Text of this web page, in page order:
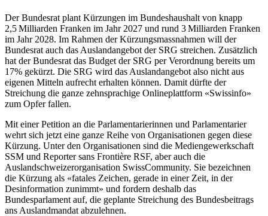
Der Bundesrat plant Kürzungen im Bundeshaushalt von knapp
2,5 Milliarden Franken im Jahr 2027 und rund 3 Milliarden Franken
im Jahr 2028. Im Rahmen der Kürzungsmassnahmen will der
Bundesrat auch das Auslandangebot der SRG streichen. Zusätzlich
hat der Bundesrat das Budget der SRG per Verordnung bereits um
17% gekürzt. Die SRG wird das Auslandangebot also nicht aus
eigenen Mitteln aufrecht erhalten können. Damit dürfte der
Streichung die ganze zehnsprachige Onlineplattform «Swissinfo»
zum Opfer fallen.
Mit einer Petition an die Parlamentarierinnen und Parlamentarier
wehrt sich jetzt eine ganze Reihe von Organisationen gegen diese
Kürzung. Unter den Organisationen sind die Mediengewerkschaft
SSM und Reporter sans Frontière RSF, aber auch die
Auslandschweizerorganisation SwissCommunity. Sie bezeichnen
die Kürzung als «fatales Zeichen, gerade in einer Zeit, in der
Desinformation zunimmt» und fordern deshalb das
Bundesparlament auf, die geplante Streichung des Bundesbeitrags
ans Auslandmandat abzulehnen.